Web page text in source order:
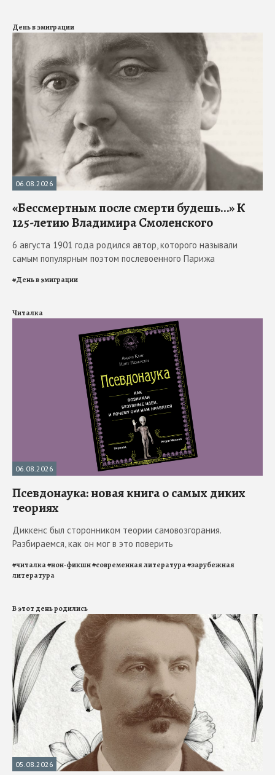
День в эмиграции
06.08.2026
«Бессмертным после смерти будешь…» К
125-летию Владимира Смоленского
6 августа 1901 года родился автор, которого называли
самым популярным поэтом послевоенного Парижа
#День в эмиграции
Читалка
06.08.2026
Псевдонаука: новая книга о самых диких
теориях
Диккенс был сторонником теории самовозгорания.
Разбираемся, как он мог в это поверить
#читалка#нон-фикшн#современная литература#зарубежная
литература
В этот день родились
05.08.2026